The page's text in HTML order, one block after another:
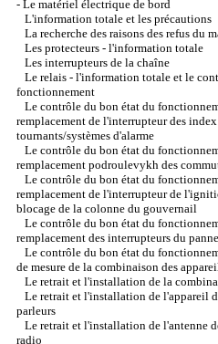
- Le matériel électrique de bord
L'information totale et les précautions
La recherche des raisons des refus du
Les protecteurs - l'information totale
Les interrupteurs de la chaîne
Le relais - l'information totale et le
fonctionnement
Le contrôle du bon état du
remplacement de l'interrupteur des index
tournants/systèmes d'alarme
Le contrôle du bon état du
remplacement podroulevykh des
Le contrôle du bon état du
remplacement de l'interrupteur de
blocage de la colonne du gouvernail
Le contrôle du bon état du
remplacement des interrupteurs du
Le contrôle du bon état du
de mesure de la combinaison des
Le retrait et l'installation de la
Le retrait et l'installation de l'appareil
parleurs
Le retrait et l'installation de l'antenne
radio